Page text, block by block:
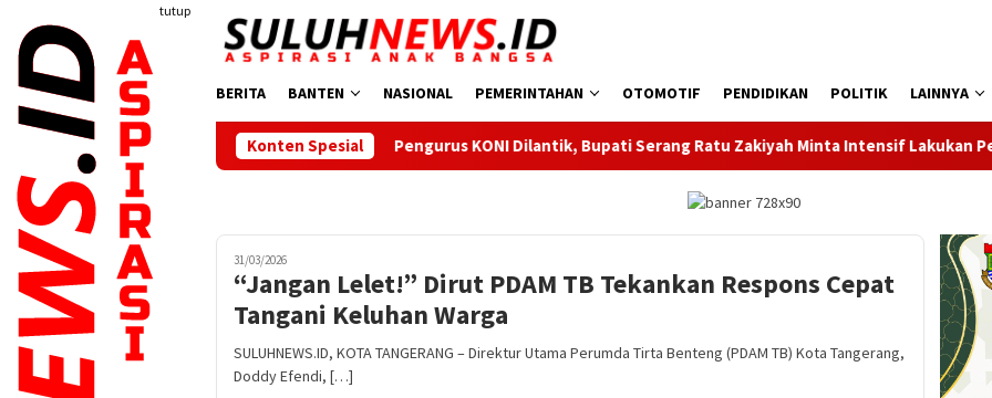
konten
tutup
BERITA BANTEN NASIONAL PEMERINTAHAN OTOMOTIF PENDIDIKAN POLITIK LAINNYA
Konten Spesial
Pengurus KONI Dilantik, Bupati Serang Ratu Zakiyah Minta Intensif Lakukan Pembinaan Cabor
31/03/2026
“Jangan Lelet!” Dirut PDAM TB Tekankan Respons Cepat
Tangani Keluhan Warga
SULUHNEWS.ID, KOTA TANGERANG – Direktur Utama Perumda Tirta Benteng (PDAM TB) Kota Tangerang,
Doddy Efendi, […]